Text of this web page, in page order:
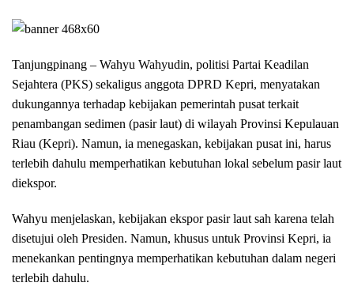
Tanjungpinang – Wahyu Wahyudin, politisi Partai Keadilan
Sejahtera (PKS) sekaligus anggota DPRD Kepri, menyatakan
dukungannya terhadap kebijakan pemerintah pusat terkait
penambangan sedimen (pasir laut) di wilayah Provinsi Kepulauan
Riau (Kepri). Namun, ia menegaskan, kebijakan pusat ini, harus
terlebih dahulu memperhatikan kebutuhan lokal sebelum pasir laut
diekspor.
Wahyu menjelaskan, kebijakan ekspor pasir laut sah karena telah
disetujui oleh Presiden. Namun, khusus untuk Provinsi Kepri, ia
menekankan pentingnya memperhatikan kebutuhan dalam negeri
terlebih dahulu.